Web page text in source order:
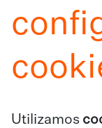
Utilizamos